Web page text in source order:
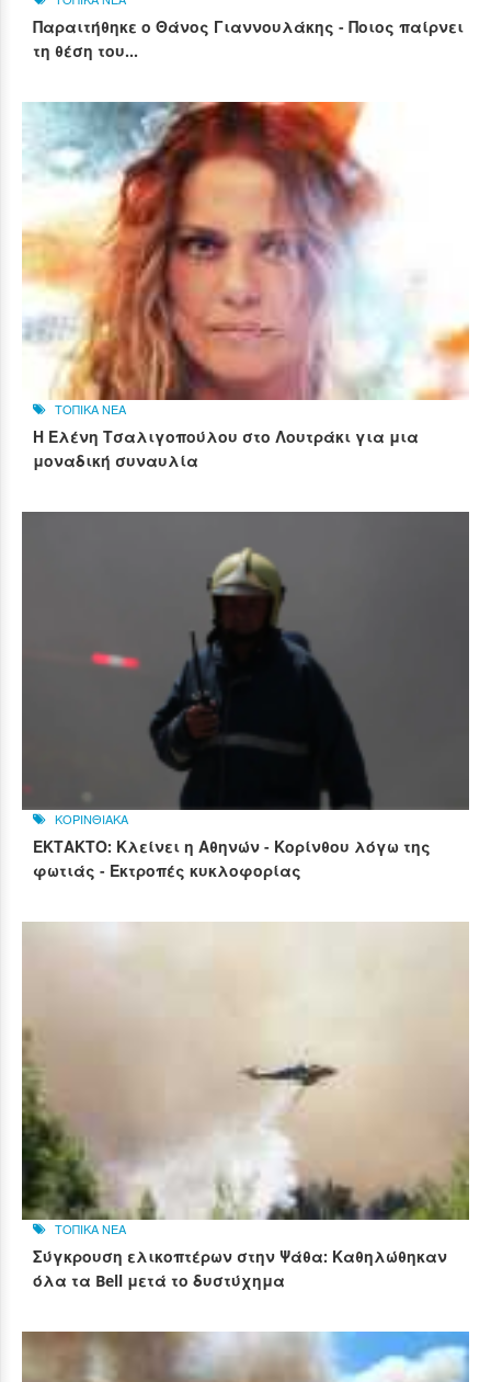
Παραιτήθηκε ο Θάνος Γιαννουλάκης - Ποιος παίρνει
τη θέση του...
ΤΟΠΙΚΑ ΝΕΑ
Η Ελένη Τσαλιγοπούλου στο Λουτράκι για μια
μοναδική συναυλία
ΚΟΡΙΝΘΙΑΚΑ
ΕΚΤΑΚΤΟ: Κλείνει η Αθηνών - Κορίνθου λόγω της
φωτιάς - Εκτροπές κυκλοφορίας
ΤΟΠΙΚΑ ΝΕΑ
Σύγκρουση ελικοπτέρων στην Ψάθα: Καθηλώθηκαν
όλα τα Bell μετά το δυστύχημα